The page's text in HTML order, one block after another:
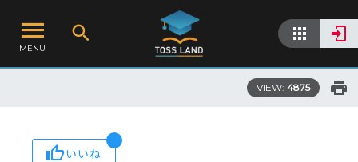
MENU
VIEW: 4875
いいね